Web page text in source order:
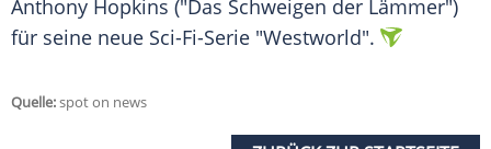
Anthony Hopkins ("Das Schweigen der Lämmer")
für seine neue Sci-Fi-Serie "Westworld".
Quelle:spot on news